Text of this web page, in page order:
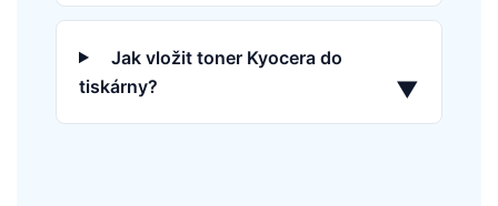
Jak vložit toner Kyocera do
tiskárny?
▼